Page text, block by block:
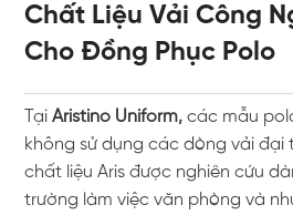
Chất Liệu Vải Công
Cho Đồng Phục Polo
Tại Aristino Uniform, các mẫu
không sử dụng các dòng vải đại
chất liệu Aris được nghiên cứu
trường làm việc văn phòng và